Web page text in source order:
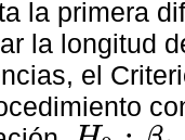
la primera
la longitud
el